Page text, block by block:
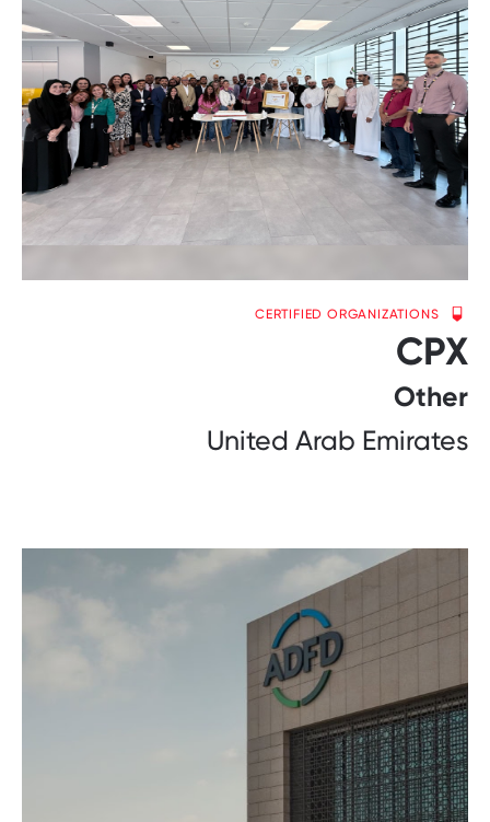
CERTIFIED ORGANIZATIONS
CPX
Other
United Arab Emirates